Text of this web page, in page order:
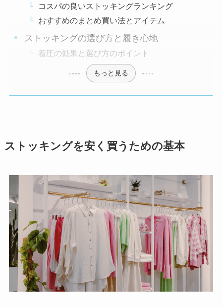
コスパの良いストッキングランキング
おすすめのまとめ買い法とアイテム
ストッキングの選び方と履き心地
着圧の効果と選び方のポイント
もっと見る
ストッキングを安く買うための基本